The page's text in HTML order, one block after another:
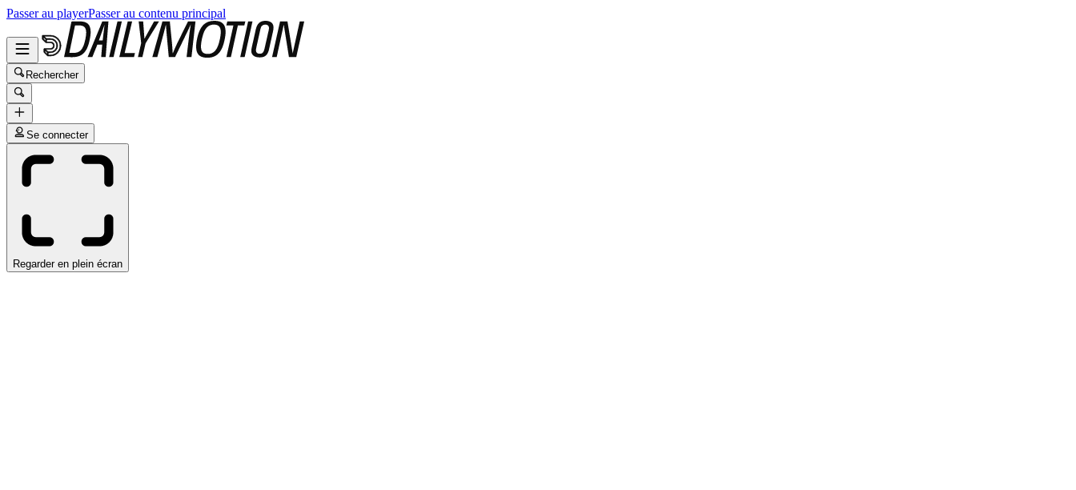
Passer au playerPasser au contenu principal
Rechercher
Se connecter
Regarder en plein écran